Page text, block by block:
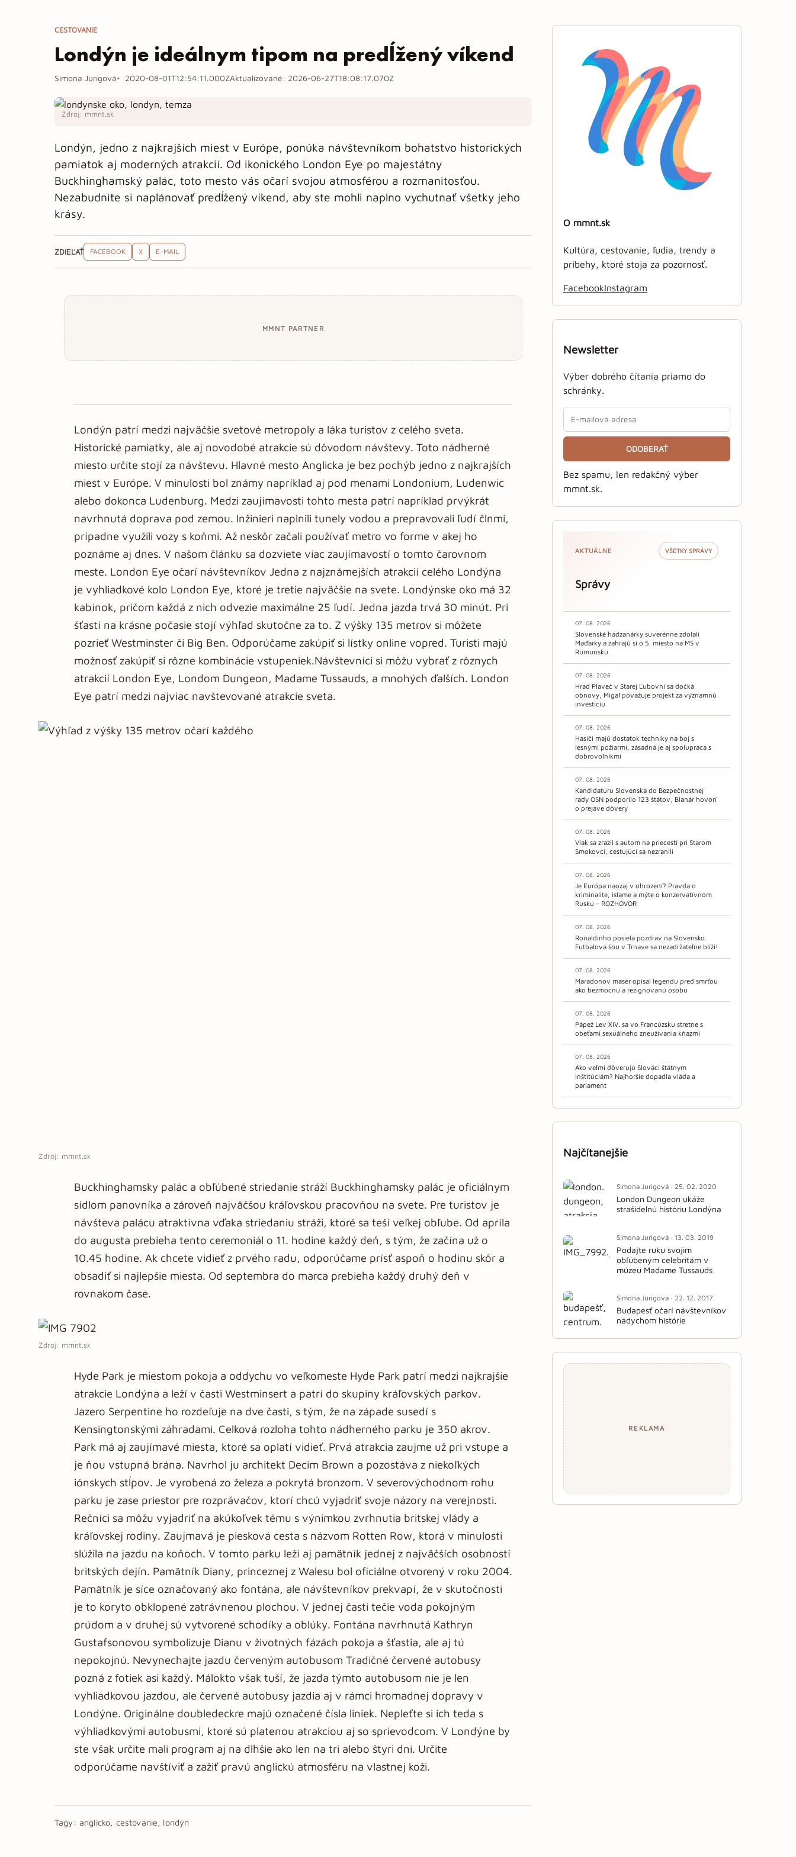
CESTOVANIE
Londýn je ideálnym tipom na predĺžený víkend
Simona Jurigová 2020-08-01T12:54:11.000ZAktualizované: 2026-06-27T18:08:17.070Z
Zdroj: mmnt.sk
Londýn, jedno z najkrajších miest v Európe, ponúka návštevníkom bohatstvo historických
pamiatok aj moderných atrakcií. Od ikonického London Eye po majestátny
Buckhinghamský palác, toto mesto vás očarí svojou atmosférou a rozmanitosťou.
Nezabudnite si naplánovať predĺžený víkend, aby ste mohli naplno vychutnať všetky jeho
krásy.
ZDIEĽAŤ FACEBOOK X E-MAIL
MMNT PARTNER
Londýn patrí medzi najväčšie svetové metropoly a láka turistov z celého sveta.
Historické pamiatky, ale aj novodobé atrakcie sú dôvodom návštevy. Toto nádherné
miesto určite stojí za návštevu. Hlavné mesto Anglicka je bez pochýb jedno z najkrajších
miest v Európe. V minulosti bol známy napríklad aj pod menami Londonium, Ludenwic
alebo dokonca Ludenburg. Medzi zaujímavosti tohto mesta patrí napríklad prvýkrát
navrhnutá doprava pod zemou. Inžinieri naplnili tunely vodou a prepravovali ľudí člnmi,
prípadne využili vozy s koňmi. Až neskôr začali používať metro vo forme v akej ho
poznáme aj dnes. V našom článku sa dozviete viac zaujímavostí o tomto čarovnom
meste. London Eye očarí návštevníkov Jedna z najznámejších atrakcií celého Londýna
je vyhliadkové kolo London Eye, ktoré je tretie najväčšie na svete. Londýnske oko má 32
kabínok, pričom každá z nich odvezie maximálne 25 ľudí. Jedna jazda trvá 30 minút. Pri
šťastí na krásne počasie stojí výhľad skutočne za to. Z výšky 135 metrov si môžete
pozrieť Westminster či Big Ben. Odporúčame zakúpiť si lístky online vopred. Turisti majú
možnosť zakúpiť si rôzne kombinácie vstupeniek.Návštevníci si môžu vybrať z rôznych
atrakcií London Eye, Londom Dungeon, Madame Tussauds, a mnohých ďalších. London
Eye patrí medzi najviac navštevované atrakcie sveta.
Zdroj: mmnt.sk
Buckhinghamsky palác a obľúbené striedanie stráží Buckhinghamsky palác je oficiálnym
sídlom panovníka a zároveň najväčšou kráľovskou pracovňou na svete. Pre turistov je
návšteva palácu atraktívna vďaka striedaniu stráži, ktoré sa teší veľkej obľube. Od apríla
do augusta prebieha tento ceremoniál o 11. hodine každý deň, s tým, že začína už o
10.45 hodine. Ak chcete vidieť z prvého radu, odporúčame prísť aspoň o hodinu skôr a
obsadiť si najlepšie miesta. Od septembra do marca prebieha každý druhý deň v
rovnakom čase.
Zdroj: mmnt.sk
Hyde Park je miestom pokoja a oddychu vo veľkomeste Hyde Park patrí medzi najkrajšie
atrakcie Londýna a leží v časti Westminsert a patrí do skupiny kráľovských parkov.
Jazero Serpentine ho rozdeľuje na dve časti, s tým, že na západe susedí s
Kensingtonskými záhradami. Celková rozloha tohto nádherného parku je 350 akrov.
Park má aj zaujímavé miesta, ktoré sa oplatí vidieť. Prvá atrakcia zaujme už pri vstupe a
je ňou vstupná brána. Navrhol ju architekt Decim Brown a pozostáva z niekoľkých
iónskych stĺpov. Je vyrobená zo železa a pokrytá bronzom. V severovýchodnom rohu
parku je zase priestor pre rozprávačov, ktorí chcú vyjadriť svoje názory na verejnosti.
Rečníci sa môžu vyjadriť na akúkoľvek tému s výnimkou zvrhnutia britskej vlády a
kráľovskej rodiny. Zaujmavá je piesková cesta s názvom Rotten Row, ktorá v minulosti
slúžila na jazdu na koňoch. V tomto parku leží aj pamätník jednej z najväčších osobností
britských dejín. Pamätník Diany, princeznej z Walesu bol oficiálne otvorený v roku 2004.
Pamätník je síce označovaný ako fontána, ale návštevníkov prekvapí, že v skutočnosti
je to koryto obklopené zatrávnenou plochou. V jednej časti tečie voda pokojným
prúdom a v druhej sú vytvorené schodíky a oblúky. Fontána navrhnutá Kathryn
Gustafsonovou symbolizuje Dianu v životných fázách pokoja a šťastia, ale aj tú
nepokojnú. Nevynechajte jazdu červeným autobusom Tradičné červené autobusy
pozná z fotiek asi každý. Málokto však tuší, že jazda týmto autobusom nie je len
vyhliadkovou jazdou, ale červené autobusy jazdia aj v rámci hromadnej dopravy v
Londýne. Originálne doubledeckre majú označené čísla liniek. Nepleťte si ich teda s
výhliadkovými autobusmi, ktoré sú platenou atrakciou aj so sprievodcom. V Londýne by
ste však určite mali program aj na dlhšie ako len na tri alebo štyri dni. Určite
odporúčame navštíviť a zažiť pravú anglickú atmosféru na vlastnej koži.
Tagy: anglicko, cestovanie, londýn
O mmnt.sk
Kultúra, cestovanie, ľudia, trendy a
príbehy, ktoré stoja za pozornosť.
FacebookInstagram
Newsletter
Výber dobrého čítania priamo do
schránky.
ODOBERAŤ
Bez spamu, len redakčný výber
mmnt.sk.
AKTUÁLNE VŠETKY SPRÁVY
Správy
07. 08. 2026
Slovenské hádzanárky suverénne zdolali
Maďarky a zahrajú si o 5. miesto na MS v
Rumunsku
07. 08. 2026
Hrad Plaveč v Starej Ľubovni sa dočká
obnovy, Migaľ považuje projekt za významnú
investíciu
07. 08. 2026
Hasiči majú dostatok techniky na boj s
lesnými požiarmi, zásadná je aj spolupráca s
dobrovoľníkmi
07. 08. 2026
Kandidatúru Slovenska do Bezpečnostnej
rady OSN podporilo 123 štátov, Blanár hovorí
o prejave dôvery
07. 08. 2026
Vlak sa zrazil s autom na priecestí pri Starom
Smokovci, cestujúci sa nezranili
07. 08. 2026
Je Európa naozaj v ohrození? Pravda o
kriminalite, islame a mýte o konzervatívnom
Rusku – ROZHOVOR
07. 08. 2026
Ronaldinho posiela pozdrav na Slovensko.
Futbalová šou v Trnave sa nezadržateľne blíži!
07. 08. 2026
Maradonov masér opísal legendu pred smrťou
ako bezmocnú a rezignovanú osobu
07. 08. 2026
Pápež Lev XIV. sa vo Francúzsku stretne s
obeťami sexuálneho zneužívania kňazmi
07. 08. 2026
Ako veľmi dôverujú Slováci štátnym
inštitúciám? Najhoršie dopadla vláda a
parlament
Najčítanejšie
Simona Jurigová · 25. 02. 2020
London Dungeon ukáže
strašidelnú históriu Londýna
Simona Jurigová · 13. 03. 2019
Podajte ruku svojim
obľúbeným celebritám v
múzeu Madame Tussauds
Simona Jurigová · 22. 12. 2017
Budapesť očarí návštevníkov
nádychom histórie
REKLAMA